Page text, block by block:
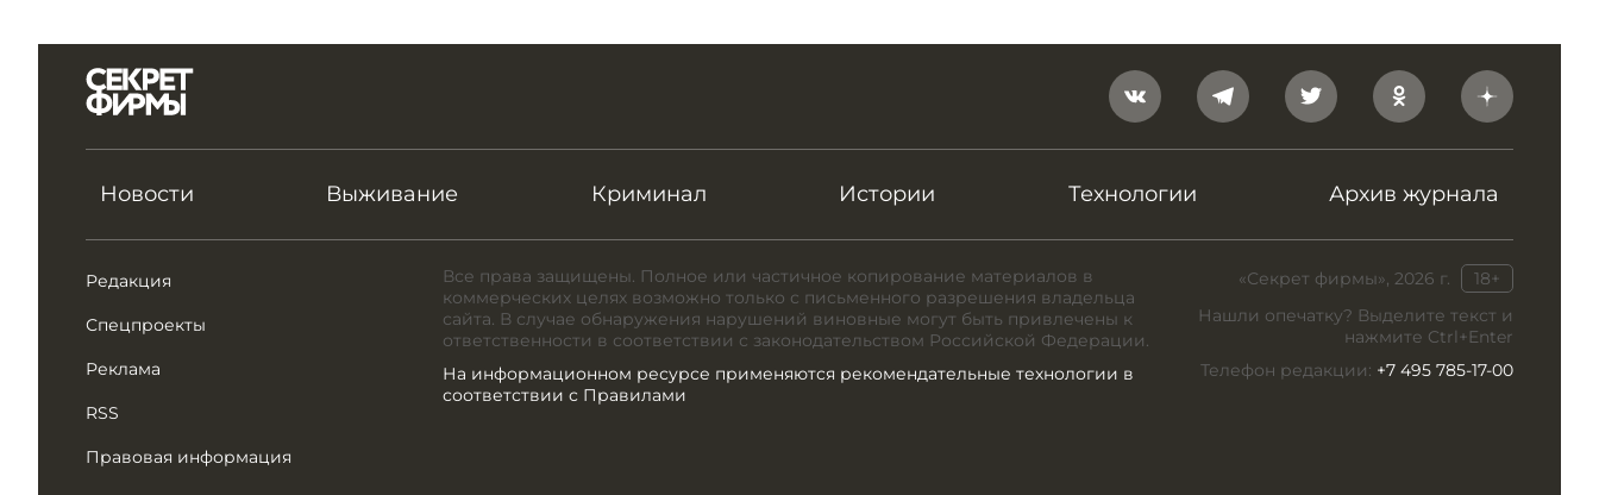
Новости Выживание Криминал Истории Технологии Архив журнала
Редакция
Спецпроекты
Реклама
RSS
Правовая информация
«Секрет фирмы», 2026 г.
18+
Нашли опечатку? Выделите текст и
нажмите Ctrl+Enter
Телефон редакции: +7 495 785-17-00
Все права защищены. Полное или частичное копирование материалов в
коммерческих целях возможно только с письменного разрешения владельца
сайта. В случае обнаружения нарушений виновные могут быть привлечены к
ответственности в соответствии с законодательством Российской Федерации.
На информационном ресурсе применяются рекомендательные технологии в
соответствии с Правилами